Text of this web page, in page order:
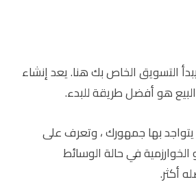
التسويق الخاص بك هنا. يعد إنشاء
هو أفضل طريقة للبدء.
يتواجد بها جمهورك ، وتعرف على
في حالة الوسائط
أكثر.